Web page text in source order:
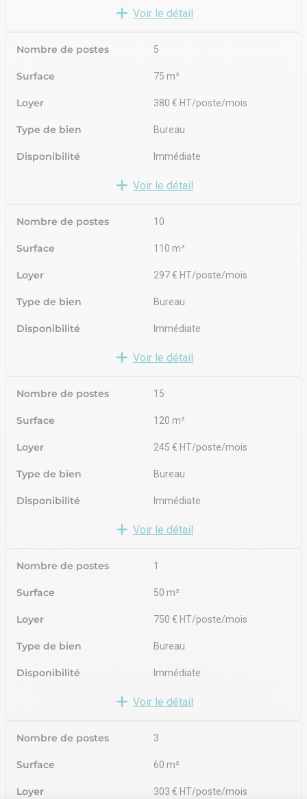
Voir le détail
Nombre de postes 5
Surface 75 m²
Loyer 380 € HT/poste/mois
Type de bien Bureau
Disponibilité Immédiate
Voir le détail
Nombre de postes 10
Surface 110 m²
Loyer 297 € HT/poste/mois
Type de bien Bureau
Disponibilité Immédiate
Voir le détail
Nombre de postes 15
Surface 120 m²
Loyer 245 € HT/poste/mois
Type de bien Bureau
Disponibilité Immédiate
Voir le détail
Nombre de postes 1
Surface 50 m²
Loyer 750 € HT/poste/mois
Type de bien Bureau
Disponibilité Immédiate
Voir le détail
Nombre de postes 3
Surface 60 m²
Loyer 303 € HT/poste/mois